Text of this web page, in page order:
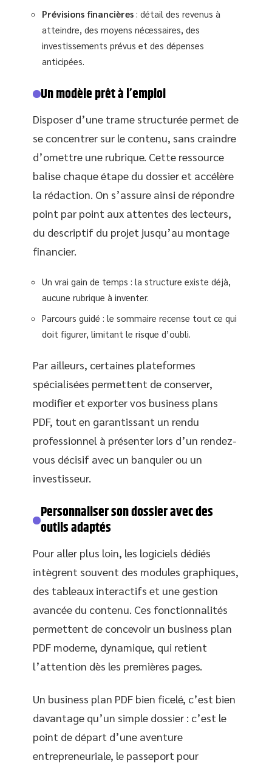
Prévisions financières : détail des revenus à
atteindre, des moyens nécessaires, des
investissements prévus et des dépenses
anticipées.
Un modèle prêt à l’emploi
Disposer d’une trame structurée permet de
se concentrer sur le contenu, sans craindre
d’omettre une rubrique. Cette ressource
balise chaque étape du dossier et accélère
la rédaction. On s’assure ainsi de répondre
point par point aux attentes des lecteurs,
du descriptif du projet jusqu’au montage
financier.
Un vrai gain de temps : la structure existe déjà,
aucune rubrique à inventer.
Parcours guidé : le sommaire recense tout ce qui
doit figurer, limitant le risque d’oubli.
Par ailleurs, certaines plateformes
spécialisées permettent de conserver,
modifier et exporter vos business plans
PDF, tout en garantissant un rendu
professionnel à présenter lors d’un rendez-
vous décisif avec un banquier ou un
investisseur.
Personnaliser son dossier avec des
outils adaptés
Pour aller plus loin, les logiciels dédiés
intègrent souvent des modules graphiques,
des tableaux interactifs et une gestion
avancée du contenu. Ces fonctionnalités
permettent de concevoir un business plan
PDF moderne, dynamique, qui retient
l’attention dès les premières pages.
Un business plan PDF bien ficelé, c’est bien
davantage qu’un simple dossier : c’est le
point de départ d’une aventure
entrepreneuriale, le passeport pour